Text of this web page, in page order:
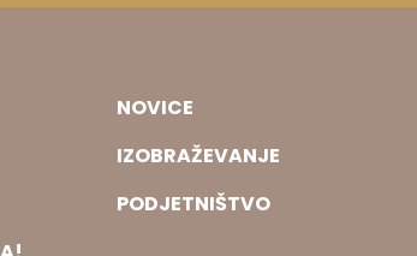
NOVICE
IZOBRAŽEVANJE
PODJETNIŠTVO